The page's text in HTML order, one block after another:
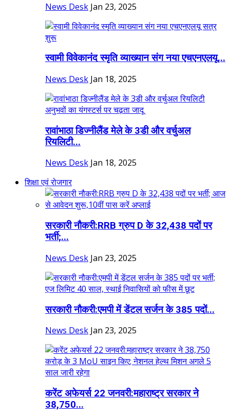
News Desk Jan 23, 2025
स्वामी विवेकानंद स्मृति व्याख्यान संग नया एचएनएलयू...
News Desk Jan 18, 2025
रावांभाठा डिज्नीलैंड मेले के 3डी और वर्चुअल
रियलिटी...
News Desk Jan 18, 2025
शिक्षा एवं रोजगार
सरकारी नौकरी:RRB ग्रुप D के 32,438 पदों पर
भर्ती;...
News Desk Jan 23, 2025
सरकारी नौकरी:एमपी में डेंटल सर्जन के 385 पदों...
News Desk Jan 23, 2025
करेंट अफेयर्स 22 जनवरी:महाराष्ट्र सरकार ने
38,750...